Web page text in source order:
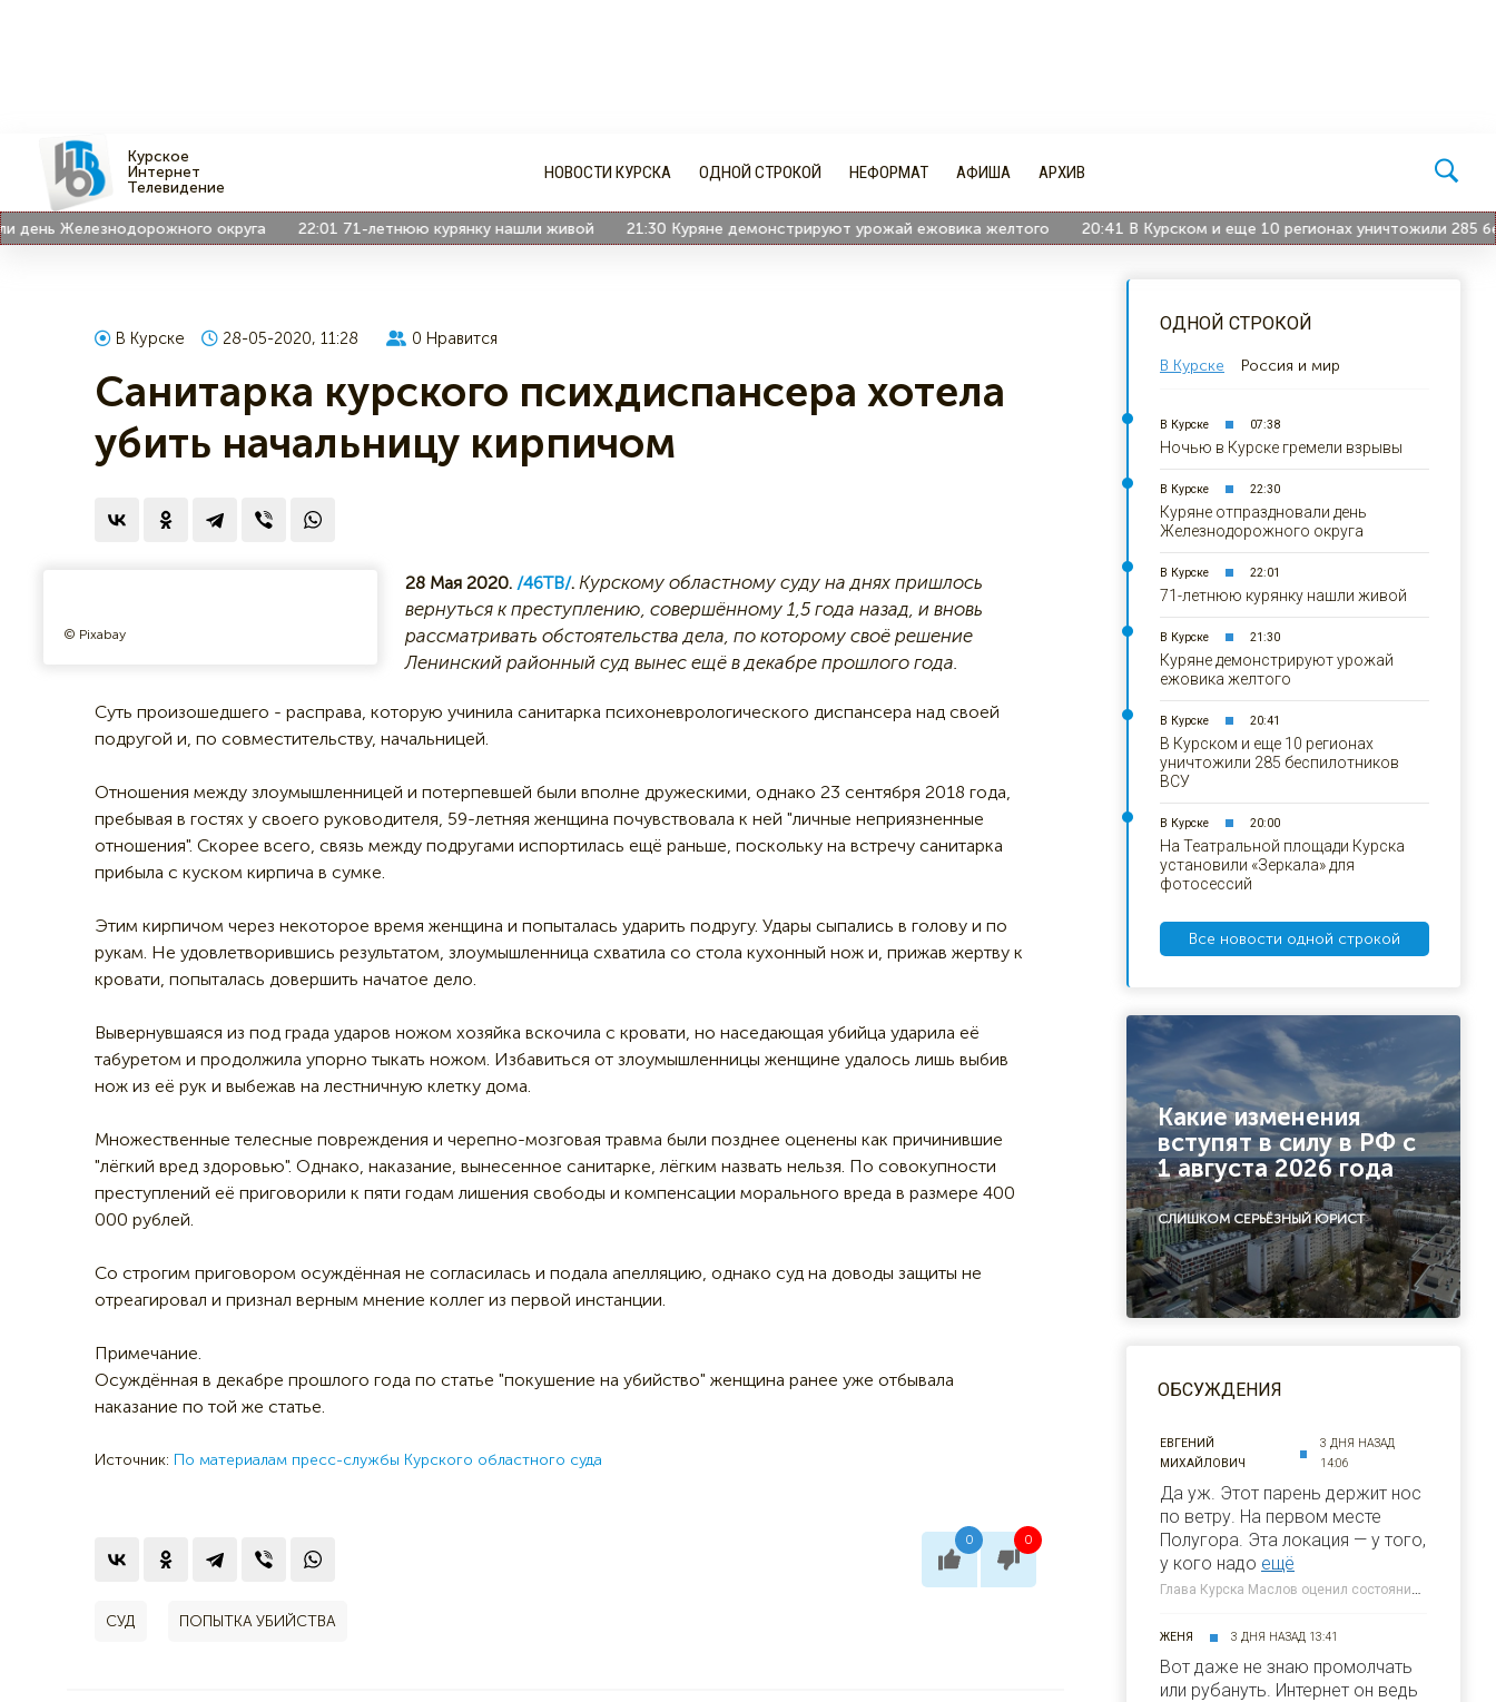
Курское
Интернет
Телевидение
НОВОСТИ КУРСКА ОДНОЙ СТРОКОЙ НЕФОРМАТ АФИША АРХИВ
Железнодорожного округа 22:01 71-летнюю курянку нашли живой 21:30 Куряне демонстрируют урожай ежовика желтого 20:41 В Курском и еще 10 регионах уничтожили 285
В Курске 28-05-2020, 11:28 0 Нравится
Санитарка курского психдиспансера хотела
убить начальницу кирпичом
© Pixabay
28 Мая 2020. /46ТВ/. Курскому областному суду на днях пришлось
вернуться к преступлению, совершённому 1,5 года назад, и вновь
рассматривать обстоятельства дела, по которому своё решение
Ленинский районный суд вынес ещё в декабре прошлого года.
Суть произошедшего - расправа, которую учинила санитарка психоневрологического диспансера над своей
подругой и, по совместительству, начальницей.
Отношения между злоумышленницей и потерпевшей были вполне дружескими, однако 23 сентября 2018 года,
пребывая в гостях у своего руководителя, 59-летняя женщина почувствовала к ней "личные неприязненные
отношения". Скорее всего, связь между подругами испортилась ещё раньше, поскольку на встречу санитарка
прибыла с куском кирпича в сумке.
Этим кирпичом через некоторое время женщина и попыталась ударить подругу. Удары сыпались в голову и по
рукам. Не удовлетворившись результатом, злоумышленница схватила со стола кухонный нож и, прижав жертву к
кровати, попыталась довершить начатое дело.
Вывернувшаяся из под града ударов ножом хозяйка вскочила с кровати, но наседающая убийца ударила её
табуретом и продолжила упорно тыкать ножом. Избавиться от злоумышленницы женщине удалось лишь выбив
нож из её рук и выбежав на лестничную клетку дома.
Множественные телесные повреждения и черепно-мозговая травма были позднее оценены как причинившие
"лёгкий вред здоровью". Однако, наказание, вынесенное санитарке, лёгким назвать нельзя. По совокупности
преступлений её приговорили к пяти годам лишения свободы и компенсации морального вреда в размере 400
000 рублей.
Со строгим приговором осуждённая не согласилась и подала апелляцию, однако суд на доводы защиты не
отреагировал и признал верным мнение коллег из первой инстанции.
Примечание.
Осуждённая в декабре прошлого года по статье "покушение на убийство" женщина ранее уже отбывала
наказание по той же статье.
Источник: По материалам пресс-службы Курского областного суда
0 0
СУД ПОПЫТКА УБИЙСТВА
ОДНОЙ СТРОКОЙ
В Курске Россия и мир
В Курске 07:38
Ночью в Курске гремели взрывы
В Курске 22:30
Куряне отпраздновали день
Железнодорожного округа
В Курске 22:01
71-летнюю курянку нашли живой
В Курске 21:30
Куряне демонстрируют урожай
ежовика желтого
В Курске 20:41
В Курском и еще 10 регионах
уничтожили 285 беспилотников
ВСУ
В Курске 20:00
На Театральной площади Курска
установили «Зеркала» для
фотосессий
Все новости одной строкой
Какие изменения
вступят в силу в РФ с
1 августа 2026 года
СЛИШКОМ СЕРЬЁЗНЫЙ ЮРИСТ
ОБСУЖДЕНИЯ
ЕВГЕНИЙ
МИХАЙЛОВИЧ
3 ДНЯ НАЗАД
14:06
Да уж. Этот парень держит нос
по ветру. На первом месте
Полугора. Этa локация — у того,
у кого надо ещё
Глава Курска Маслов оценил состояние требующих благоустройства локаций » 46ТВ Курское Интернет Телевидение
ЖЕНЯ 3 ДНЯ НАЗАД 13:41
Вот даже не знаю промолчать
или рубануть. Интернет он ведь